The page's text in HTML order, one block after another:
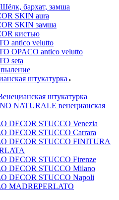
бархат, замша
SKIN aura
SKIN замша
кистью
antico velutto
OPACO antico velutto
seta
штукатурка
штукатурка
NATURALE венецианская
DECOR STUCCO Venezia
DECOR STUCCO Carrara
DECOR STUCCO FINITURA
DECOR STUCCO Firenze
DECOR STUCCO Milano
DECOR STUCCO Napoli
MADREPERLATO